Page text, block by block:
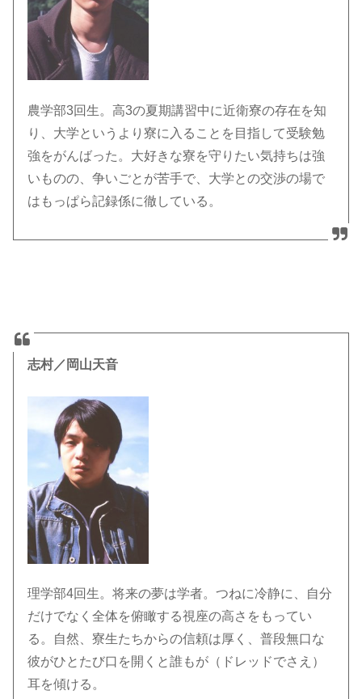
農学部3回生。高3の夏期講習中に近衛寮の存在を知
り、大学というより寮に入ることを目指して受験勉
強をがんばった。大好きな寮を守りたい気持ちは強
いものの、争いごとが苦手で、大学との交渉の場で
はもっぱら記録係に徹している。
志村／岡山天音
理学部4回生。将来の夢は学者。つねに冷静に、自分
だけでなく全体を俯瞰する視座の高さをもってい
る。自然、寮生たちからの信頼は厚く、普段無口な
彼がひとたび口を開くと誰もが（ドレッドでさえ）
耳を傾ける。